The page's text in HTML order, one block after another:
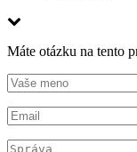
Máte otázku na tento